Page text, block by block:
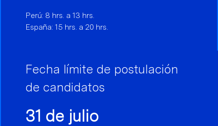
Perú: 8 hrs. a 13 hrs.
España: 15 hrs. a 20 hrs.
Fecha límite de postulación
de candidatos
31 de julio